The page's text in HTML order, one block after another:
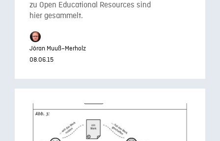
zu Open Educational Resources sind
hier gesammelt.
Jöran Muuß–Merholz
08.06.15